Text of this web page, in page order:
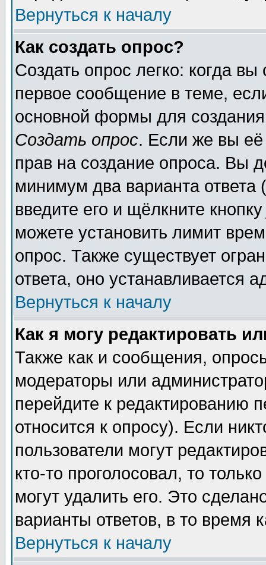
Вернуться к началу
Как создать опрос?
Создать опрос легко: когда
первое сообщение в теме,
основной формы для
Создать опрос. Если же вы её
прав на создание опроса. Вы
минимум два варианта ответа
введите его и щёлкните
можете установить лимит
опрос. Также существует
ответа, оно устанавливается
Вернуться к началу
Как я могу редактировать
Также как и сообщения,
модераторы или
перейдите к редактированию
относится к опросу). Если
пользователи могут
кто-то проголосовал, то
могут удалить его. Это
варианты ответов, в то время
Вернуться к началу